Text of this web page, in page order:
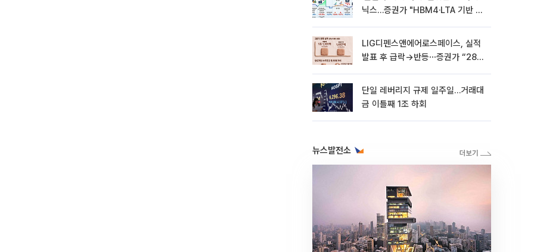
닉스…증권가 "HBM4·LTA 기반 펀
LIG디펜스앤에어로스페이스, 실적
발표 후 급락→반등⋯증권가 “28년
단일 레버리지 규제 일주일…거래대
금 이틀째 1조 하회
뉴스발전소